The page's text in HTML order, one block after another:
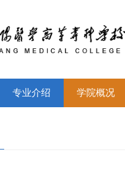
专业介绍 学院概况